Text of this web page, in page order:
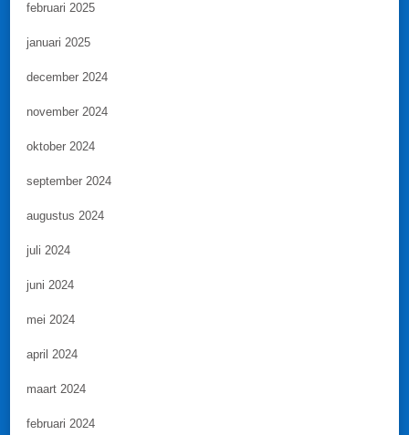
februari 2025
januari 2025
december 2024
november 2024
oktober 2024
september 2024
augustus 2024
juli 2024
juni 2024
mei 2024
april 2024
maart 2024
februari 2024